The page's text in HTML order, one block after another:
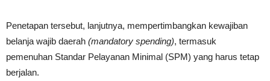
Penetapan tersebut, lanjutnya, mempertimbangkan kewajiban
belanja wajib daerah (mandatory spending), termasuk
pemenuhan Standar Pelayanan Minimal (SPM) yang harus tetap
berjalan.